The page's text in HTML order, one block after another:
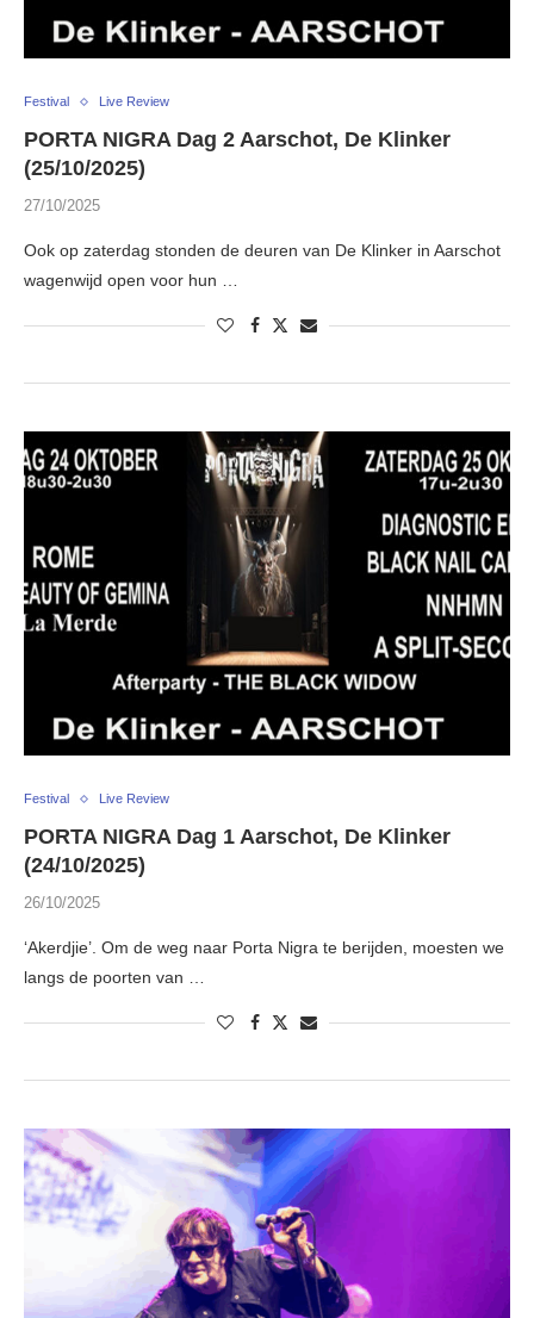
Festival Live Review
PORTA NIGRA Dag 2 Aarschot, De Klinker
(25/10/2025)
27/10/2025
Ook op zaterdag stonden de deuren van De Klinker in Aarschot
wagenwijd open voor hun …
Festival Live Review
PORTA NIGRA Dag 1 Aarschot, De Klinker
(24/10/2025)
26/10/2025
‘Akerdjie’. Om de weg naar Porta Nigra te berijden, moesten we
langs de poorten van …